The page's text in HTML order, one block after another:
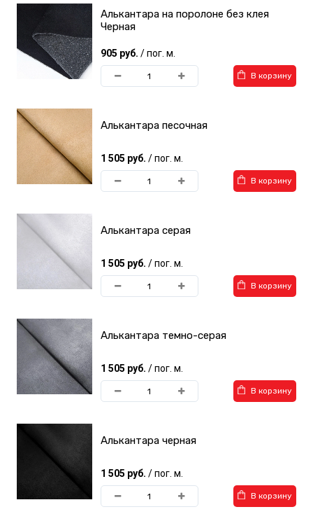
Алькантара на поролоне без клея
Черная
905 руб. / пог. м.
В корзину
Алькантара песочная
1 505 руб. / пог. м.
В корзину
Алькантара серая
1 505 руб. / пог. м.
В корзину
Алькантара темно-серая
1 505 руб. / пог. м.
В корзину
Алькантара черная
1 505 руб. / пог. м.
В корзину